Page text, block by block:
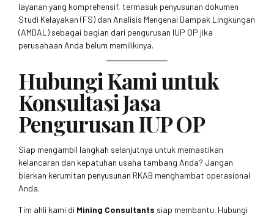
layanan yang komprehensif, termasuk penyusunan dokumen
Studi Kelayakan (FS) dan Analisis Mengenai Dampak Lingkungan
(AMDAL) sebagai bagian dari pengurusan IUP OP jika
perusahaan Anda belum memilikinya.
Hubungi Kami untuk
Konsultasi Jasa
Pengurusan IUP OP
Siap mengambil langkah selanjutnya untuk memastikan
kelancaran dan kepatuhan usaha tambang Anda? Jangan
biarkan kerumitan penyusunan RKAB menghambat operasional
Anda.
Tim ahli kami di Mining Consultants siap membantu. Hubungi